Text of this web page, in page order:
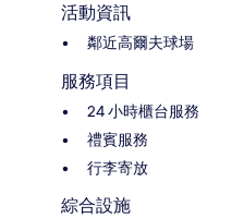
活動資訊
鄰近高爾夫球場
服務項目
24 小時櫃台服務
禮賓服務
行李寄放
綜合設施